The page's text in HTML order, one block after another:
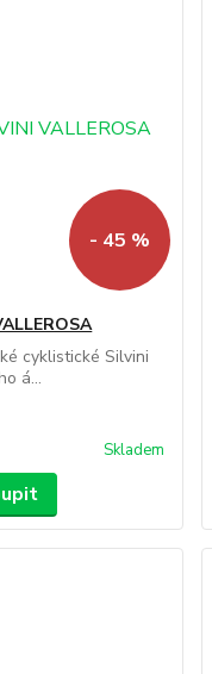
- 45 %
cyklistické Silvini
á...
Skladem